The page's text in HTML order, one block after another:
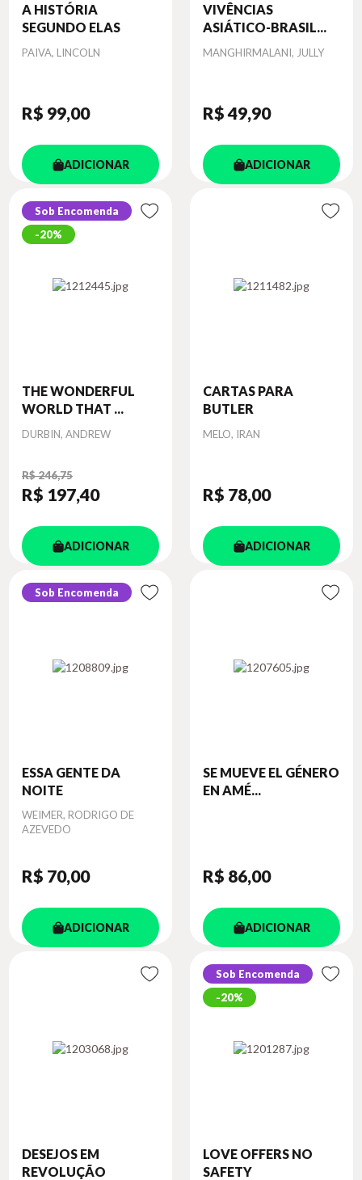
A HISTÓRIA
SEGUNDO ELAS
Autor
PAIVA, LINCOLN
R$ 99,00
ADICIONAR
VIVÊNCIAS
ASIÁTICO-BRASIL...
Autor
MANGHIRMALANI, JULLY
R$ 49,90
ADICIONAR
Sob Encomenda
20%
THE WONDERFUL
WORLD THAT ...
Autor
DURBIN, ANDREW
R$ 246,75
R$ 197,40
ADICIONAR
CARTAS PARA
BUTLER
Autor
MELO, IRAN
R$ 78,00
ADICIONAR
Sob Encomenda
ESSA GENTE DA
NOITE
Autor
WEIMER, RODRIGO DE
AZEVEDO
R$ 70,00
ADICIONAR
SE MUEVE EL GÉNERO
EN AMÉ...
R$ 86,00
ADICIONAR
DESEJOS EM
REVOLUÇÃO
Sob Encomenda
20%
LOVE OFFERS NO
SAFETY